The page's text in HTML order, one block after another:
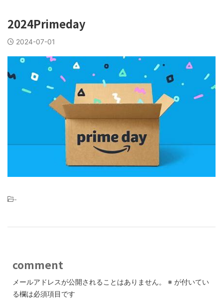
2024Primeday
2024-07-01
-
comment
メールアドレスが公開されることはありません。 ※ が付いてい
る欄は必須項目です